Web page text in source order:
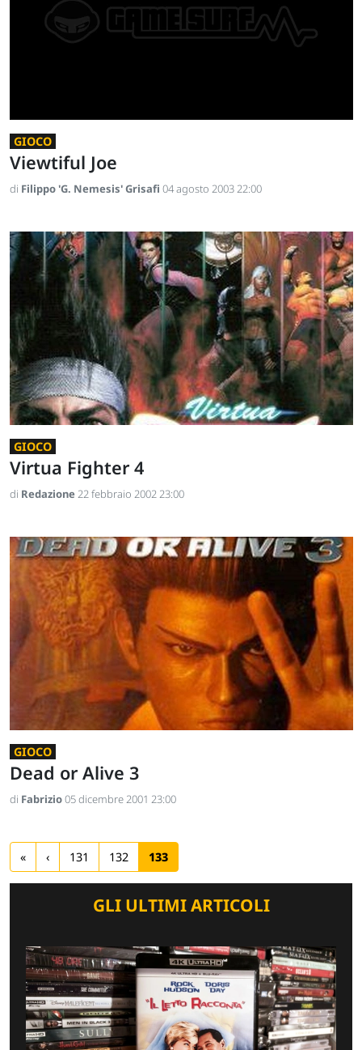
GIOCO
Viewtiful Joe
di Filippo 'G. Nemesis' Grisafi 04 agosto 2003 22:00
GIOCO
Virtua Fighter 4
di Redazione22 febbraio 2002 23:00
GIOCO
Dead or Alive 3
di Fabrizio05 dicembre 2001 23:00
« ‹ 131 132 133
GLI ULTIMI ARTICOLI